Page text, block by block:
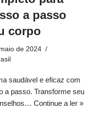
a passo
corpo
de 2024
saudável e eficaz com
a passo. Transforme seu
Continue a ler »